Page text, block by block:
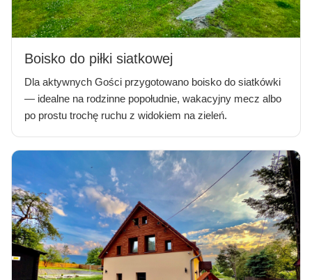
Boisko do piłki siatkowej
Dla aktywnych Gości przygotowano boisko do siatkówki
— idealne na rodzinne popołudnie, wakacyjny mecz albo
po prostu trochę ruchu z widokiem na zieleń.